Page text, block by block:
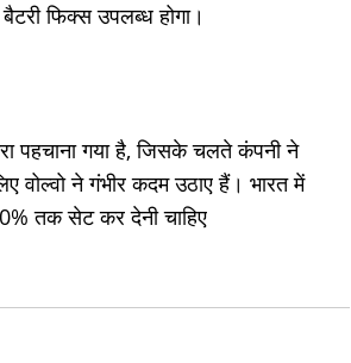
फिक्स उपलब्ध होगा।
पहचाना गया है, जिसके चलते कंपनी ने
वोल्वो ने गंभीर कदम उठाए हैं। भारत में
तक सेट कर देनी चाहिए